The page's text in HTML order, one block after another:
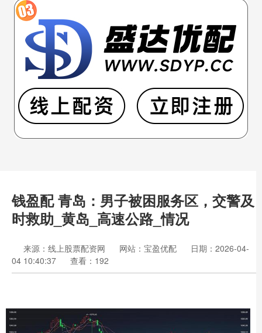
钱盈配 青岛：男子被困服务区，交警及
时救助_黄岛_高速公路_情况
来源：线上股票配资网 网站：宝盈优配
日期：2026-04-
04 10:40:37
查看：192